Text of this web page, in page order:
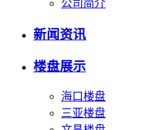
公司简介
新闻资讯
楼盘展示
海口楼盘
三亚楼盘